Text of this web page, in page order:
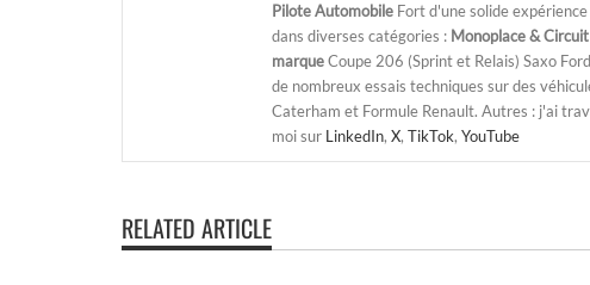
Pilote Automobile Fort d'une solide
dans diverses catégories : Monoplace & Circuit
marqueCoupe 206 (Sprint et Relais) Saxo
de nombreux essais techniques sur des
Caterham et Formule Renault. Autres : j'ai
moi sur LinkedIn, X, TikTok, YouTube
RELATED ARTICLE